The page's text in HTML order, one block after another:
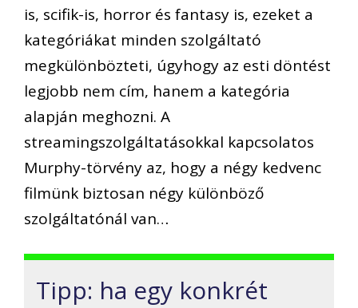
is, scifik-is, horror és fantasy is, ezeket a
kategóriákat minden szolgáltató
megkülönbözteti, úgyhogy az esti döntést
legjobb nem cím, hanem a kategória
alapján meghozni. A
streamingszolgáltatásokkal kapcsolatos
Murphy-törvény az, hogy a négy kedvenc
filmünk biztosan négy különböző
szolgáltatónál van…
Tipp: ha egy konkrét